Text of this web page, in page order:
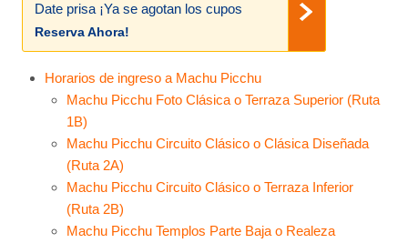
Date prisa ¡Ya se agotan los cupos
Reserva Ahora!
Horarios de ingreso a Machu Picchu
Machu Picchu Foto Clásica o Terraza Superior (Ruta
1B)
Machu Picchu Circuito Clásico o Clásica Diseñada
(Ruta 2A)
Machu Picchu Circuito Clásico o Terraza Inferior
(Ruta 2B)
Machu Picchu Templos Parte Baja o Realeza